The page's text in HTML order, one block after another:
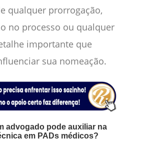
qualquer prorrogação,
no processo ou qualquer
importante que
sua nomeação.
advogado pode auxiliar na
em PADs médicos?